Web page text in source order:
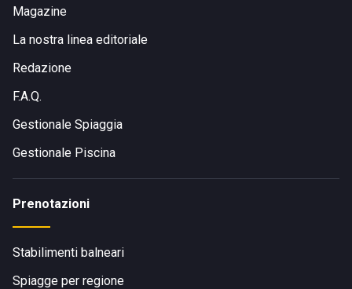
Magazine
La nostra linea editoriale
Redazione
F.A.Q.
Gestionale Spiaggia
Gestionale Piscina
Prenotazioni
Stabilimenti balneari
Spiagge per regione